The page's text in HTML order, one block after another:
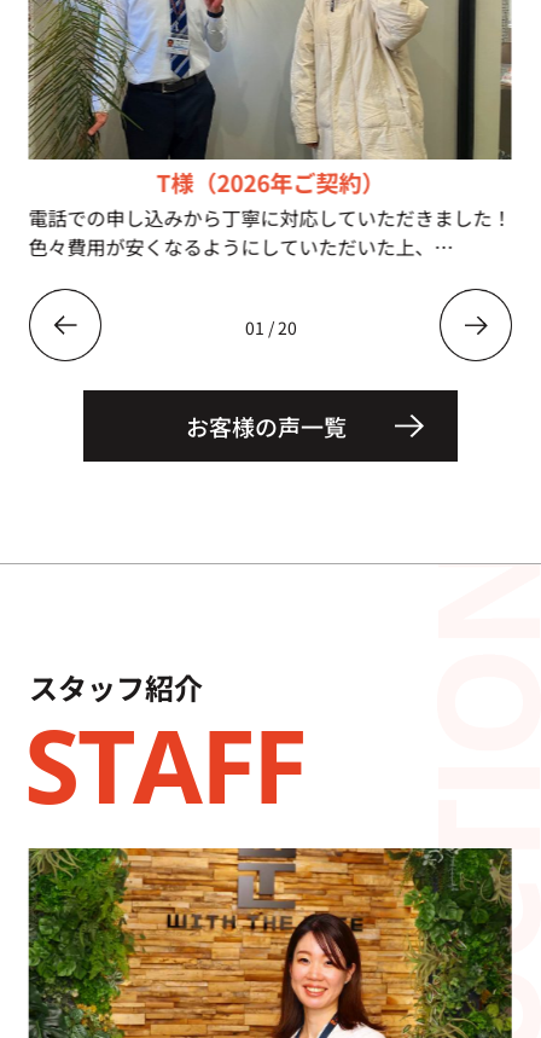
T様（2026年ご契約）
電話での申し込みから丁寧に対応していただきました！
色々費用が安くなるようにしていただいた上、
ました！
ありがとうございました！
01 /20
お客様の声一覧
スタッフ紹介
STAFF